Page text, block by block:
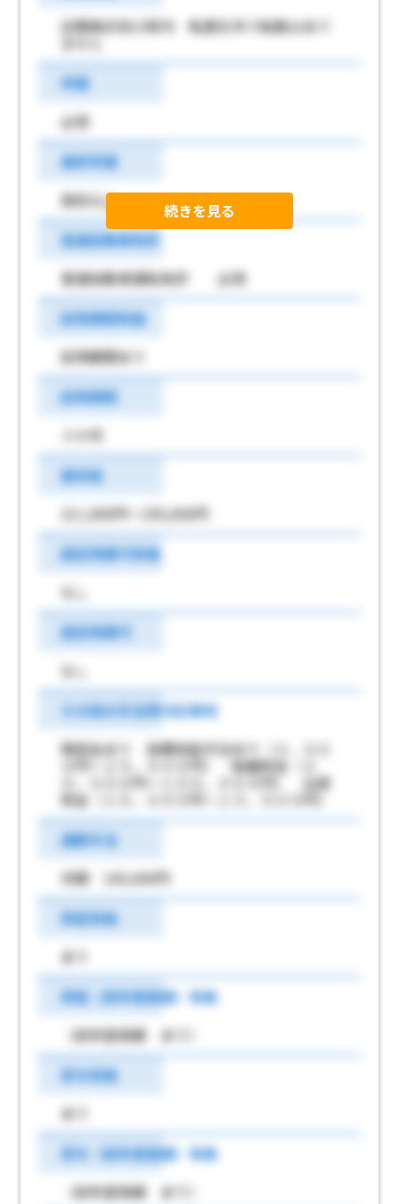
近隣拠点及び県内 転居を伴う転勤はあり
学歴
必須
最終学歴
高校以上
普通自動車免許
普通自動車運転免許 必須
試用期間有無
試用期間あり
試用期間
３か月
基本給
211,000円～250,000円
固定残業代有無
なし
固定残業代
なし
その他の手当等付記事項
報奨金あり 各種技能手当あり（２，００
０円～２５，０００円） 結婚祝金（２
０，０００円～１００，０００円） 出産
祝金（１０，０００円～１５，０００円）
通勤手当
月額 100,000円
昇給有無
あり
昇給（前年度実績）有無
（前年度実績 あり）
賞与有無
あり
賞与（前年度実績）有無
（前年度実績 あり）
続きを見る